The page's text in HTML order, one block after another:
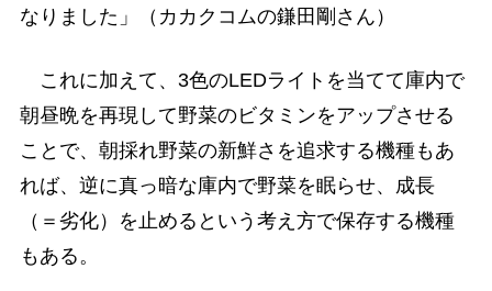
なりました」（カカクコムの鎌田剛さん）
これに加えて、3色のLEDライトを当てて庫内で
朝昼晩を再現して野菜のビタミンをアップさせる
ことで、朝採れ野菜の新鮮さを追求する機種もあ
れば、逆に真っ暗な庫内で野菜を眠らせ、成長
（＝劣化）を止めるという考え方で保存する機種
もある。